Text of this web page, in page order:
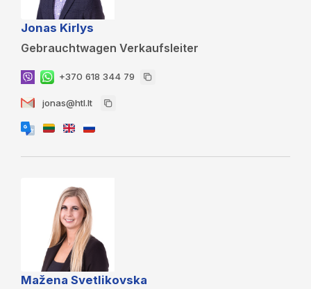
Jonas Kirlys
Gebrauchtwagen Verkaufsleiter
+370 618 344 79
jonas@htl.lt
Mažena Svetlikovska